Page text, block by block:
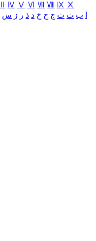
Ⅳ Ⅴ Ⅵ Ⅶ Ⅷ Ⅸ Ⅹ
ب ت ث ج ح خ د ذ ر ز س